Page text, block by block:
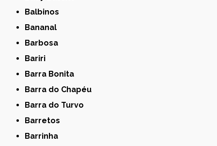
Balbinos
Bananal
Barbosa
Bariri
Barra Bonita
Barra do Chapéu
Barra do Turvo
Barretos
Barrinha